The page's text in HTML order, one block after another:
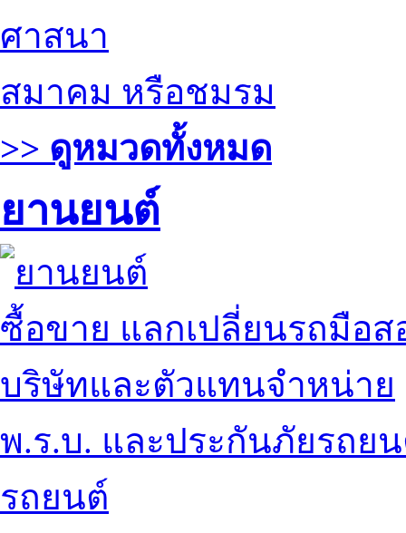
ศาสนา
สมาคม หรือชมรม
>> ดูหมวดทั้งหมด
ยานยนต์
ซื้อขาย แลกเปลี่ยนรถมือส
บริษัทและตัวแทนจำหน่าย
พ.ร.บ. และประกันภัยรถย
รถยนต์